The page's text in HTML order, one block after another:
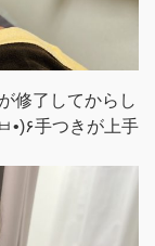
修了してからし